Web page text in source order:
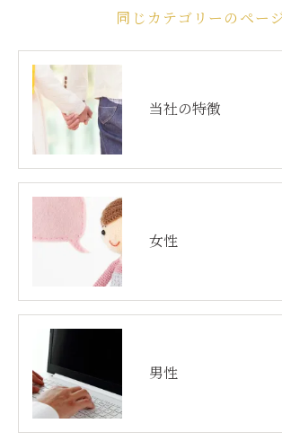
同じカテゴリーのペー
当社の特徴
女性
男性